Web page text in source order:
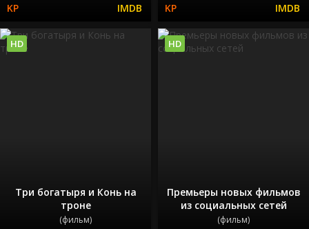
Три богатыря и Конь на
троне
(фильм)
HD
Премьеры новых фильмов
из социальных сетей
(фильм)
HD